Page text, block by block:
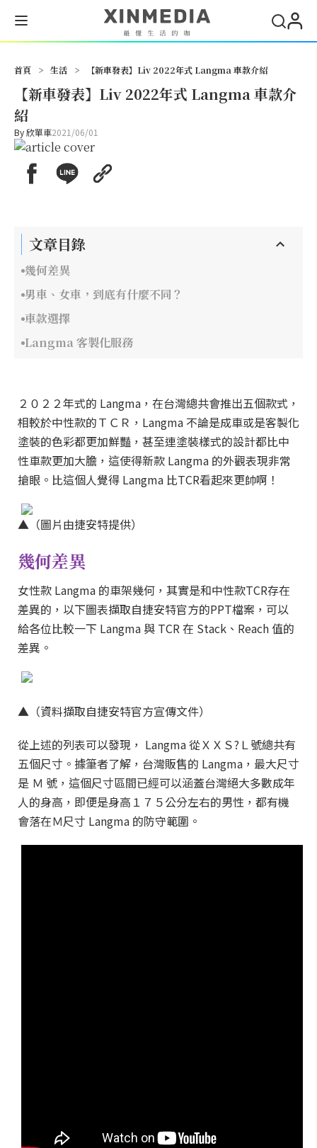
首頁 > 生活 > 【新車發表】Liv 2022年式 Langma 車款介紹
【新車發表】Liv 2022年式 Langma 車款介
紹
By欣單車2021/06/01
文章目錄
幾何差異
男車、女車，到底有什麼不同？
車款選擇
Langma 客製化服務
２０２２年式的 Langma，在台灣總共會推出五個款式，
相較於中性款的ＴＣＲ，Langma 不論是成車或是客製化
塗裝的色彩都更加鮮豔，甚至連塗裝樣式的設計都比中
性車款更加大膽，這使得新款 Langma 的外觀表現非常
搶眼。比這個人覺得 Langma 比TCR看起來更帥啊！
▲（圖片由捷安特提供）
幾何差異
女性款 Langma 的車架幾何，其實是和中性款TCR存在
差異的，以下圖表擷取自捷安特官方的PPT檔案，可以
給各位比較一下 Langma 與 TCR 在 Stack、Reach 值的
差異。
▲（資料擷取自捷安特官方宣傳文件）
從上述的列表可以發現， Langma 從ＸＸＳ?Ｌ號總共有
五個尺寸。據筆者了解，台灣販售的 Langma，最大尺寸
是 Ｍ 號，這個尺寸區間已經可以涵蓋台灣絕大多數成年
人的身高，即便是身高１７５公分左右的男性，都有機
會落在Ｍ尺寸 Langma 的防守範圍。